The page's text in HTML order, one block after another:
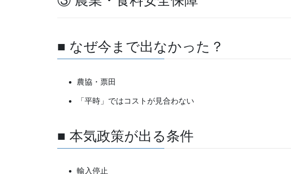
■ なぜ今まで出なかった？
農協・票田
「平時」ではコストが見合わない
■ 本気政策が出る条件
輸入停止